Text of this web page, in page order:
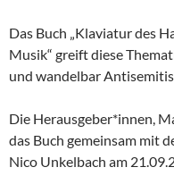
Das Buch „Klaviatur des
Musik“ greift diese
und wandelbar
Die Herausgeber*innen,
das Buch gemeinsam mit
Nico Unkelbach am